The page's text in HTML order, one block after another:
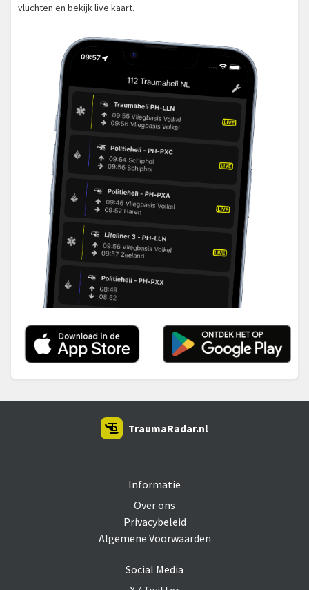
vluchten en bekijk live kaart.
Informatie
Over ons
Privacybeleid
Algemene Voorwaarden
Social Media
TraumaRadar.nl